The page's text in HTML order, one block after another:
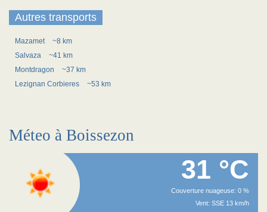
Autres transports
Mazamet
~8 km
Salvaza
~41 km
Montdragon
~37 km
Lezignan Corbieres
~53 km
Méteo à Boissezon
31 °C
Couverture nuageuse: 0 %
Vent: SSE 13 km/h